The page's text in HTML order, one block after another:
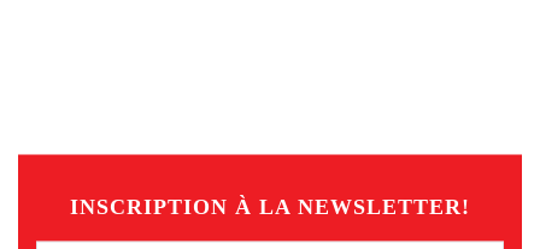
INSCRIPTION À LA NEWSLETTER!